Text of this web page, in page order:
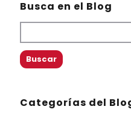
Busca en el Blog
Categorías del